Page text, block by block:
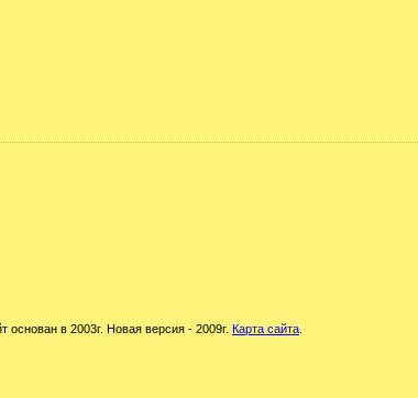
основан в 2003г. Новая версия - 2009г. Карта сайта